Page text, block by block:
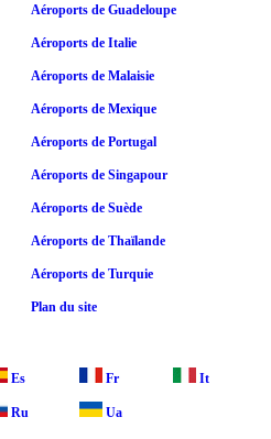
Aéroports de Guadeloupe
Aéroports de Italie
Aéroports de Malaisie
Aéroports de Mexique
Aéroports de Portugal
Aéroports de Singapour
Aéroports de Suède
Aéroports de Thaïlande
Aéroports de Turquie
Plan du site
Es Fr It
Ru Ua